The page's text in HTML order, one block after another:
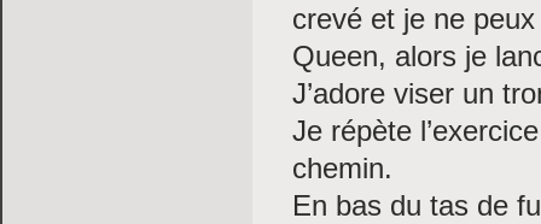
crevé et je ne
Queen, alors je
J’adore viser un
Je répète
chemin.
En bas du tas de